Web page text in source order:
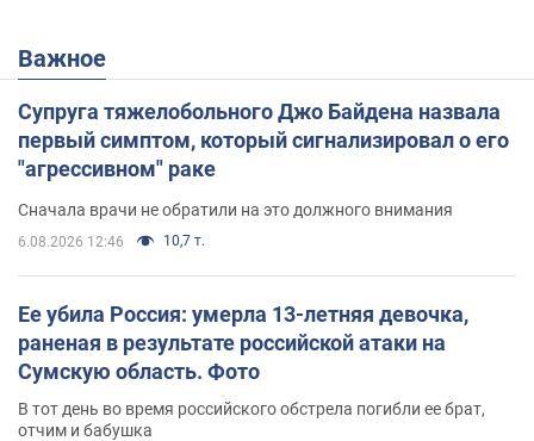
Важное
Супруга тяжелобольного Джо Байдена назвала
первый симптом, который сигнализировал о его
"агрессивном" раке
Сначала врачи не обратили на это должного внимания
6.08.2026 12:46 10,7 т.
Ее убила Россия: умерла 13-летняя девочка,
раненая в результате российской атаки на
Сумскую область. Фото
В тот день во время российского обстрела погибли ее брат,
отчим и бабушка